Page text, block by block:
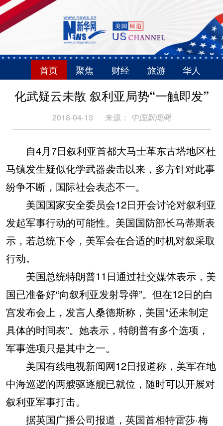
首页 聚焦 财经 旅游 华人
化武疑云未散 叙利亚局势“一触即发”
2018-04-13 来源： 中国新闻网
自4月7日叙利亚首都大马士革东古塔地区杜
马镇发生疑似化学武器袭击以来，多方针对此事
纷争不断，国际社会表态不一。
美国国家安全委员会12日开会讨论对叙利亚
发起军事行动的可能性。美国国防部长马蒂斯表
示，若总统下令，美军会在合适的时机对叙采取
行动。
美国总统特朗普11日通过社交媒体表示，美
国已准备好“向叙利亚发射导弹”。但在12日的白
宫发布会上，发言人桑德斯称，美国“还未制定
具体的时间表”。她表示，特朗普有多个选项，
军事选项只是其中之一。
美国有线电视新闻网12日报道称，美军在地
中海巡逻的两艘驱逐舰已就位，随时可以开展对
叙利亚军事打击。
据英国广播公司报道，英国首相特雷莎·梅